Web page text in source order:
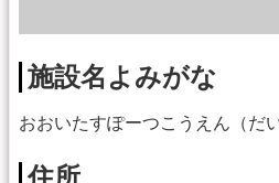
施設名よみがな
おおいたすぽーつこうえん（だ
住所